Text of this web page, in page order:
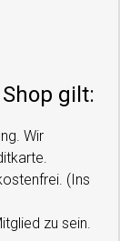
gilt:
Wir
(Ins
zu sein.